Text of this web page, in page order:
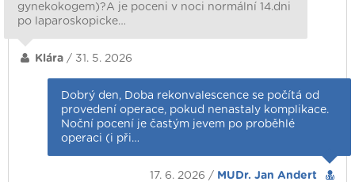
gynekokogem)?A je poceni v noci normální 14.dni
po laparoskopicke…
Klára / 31. 5. 2026
Dobrý den, Doba rekonvalescence se počítá od
provedení operace, pokud nenastaly komplikace.
Noční pocení je častým jevem po proběhlé
operaci (i při…
17. 6. 2026 / MUDr. Jan Andert